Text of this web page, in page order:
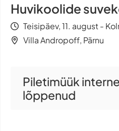
Huvikoolide
Teisipäev, 11. august -
Villa Andropoff, Pärnu
Piletimüük
lõppenud